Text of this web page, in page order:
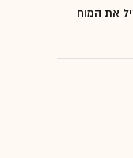
את המוח